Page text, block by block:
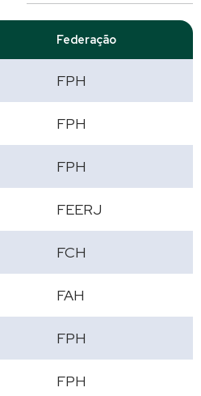
Federação
FPH
FPH
FPH
FEERJ
FCH
FAH
FPH
FPH